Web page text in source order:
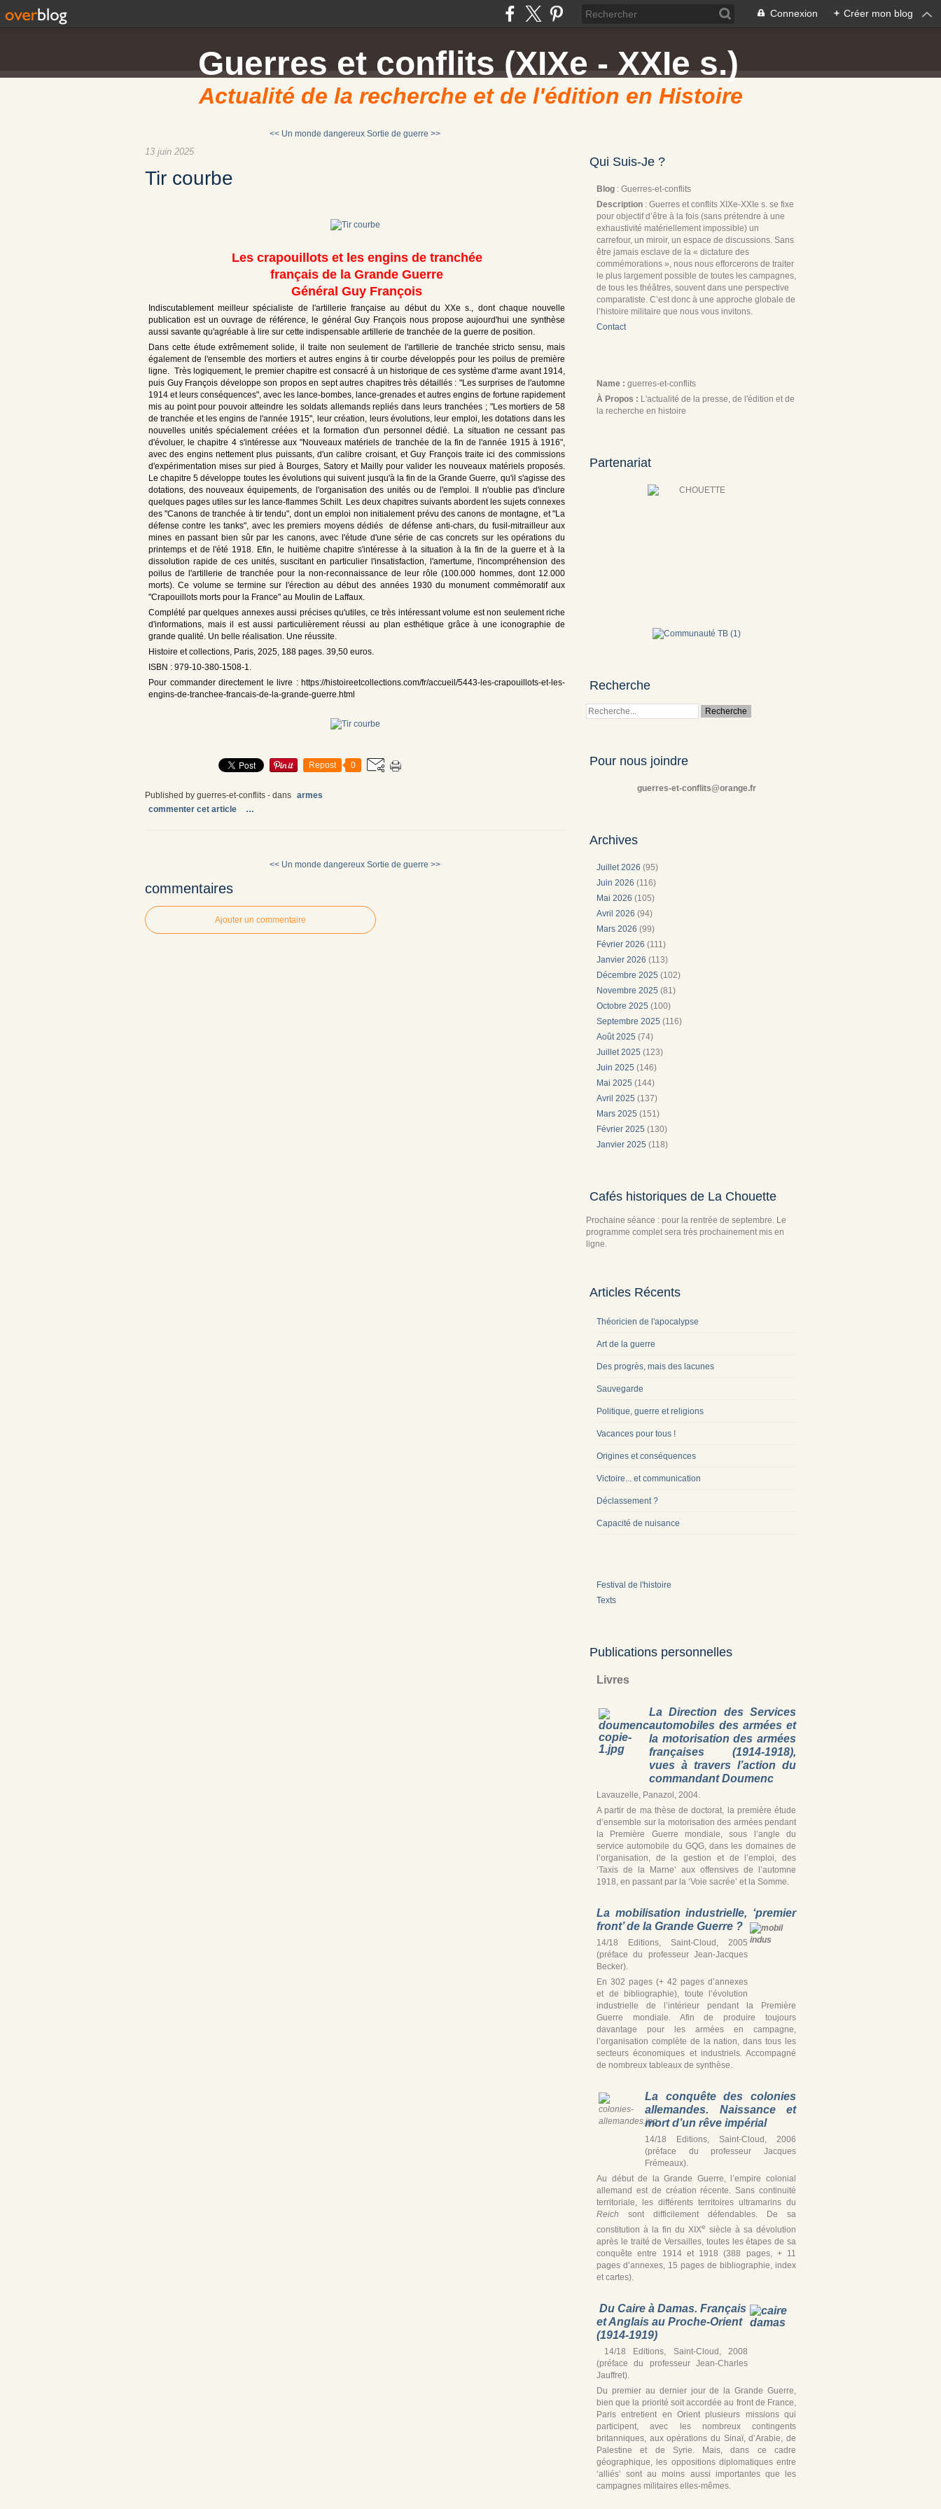
Connexion + Créer mon blog
Guerres et conflits (XIXe - XXIe s.)
Actualité de la recherche et de l'édition en Histoire
<< Un monde dangereux Sortie de guerre >>
13 juin 2025
Tir courbe
Les crapouillots et les engins de tranchée
français de la Grande Guerre
Général Guy François
Indiscutablement meilleur spécialiste de l'artillerie française au début du XXe s., dont chaque nouvelle
publication est un ouvrage de référence, le général Guy François nous propose aujourd'hui une synthèse
aussi savante qu'agréable à lire sur cette indispensable artillerie de tranchée de la guerre de position.
Dans cette étude extrêmement solide, il traite non seulement de l'artillerie de tranchée stricto sensu, mais
également de l'ensemble des mortiers et autres engins à tir courbe développés pour les poilus de première
ligne. Très logiquement, le premier chapitre est consacré à un historique de ces système d'arme avant 1914,
puis Guy François développe son propos en sept autres chapitres très détaillés : "Les surprises de l'automne
1914 et leurs conséquences", avec les lance-bombes, lance-grenades et autres engins de fortune rapidement
mis au point pour pouvoir atteindre les soldats allemands repliés dans leurs tranchées ; "Les mortiers de 58
de tranchée et les engins de l'année 1915", leur création, leurs évolutions, leur emploi, les dotations dans les
nouvelles unités spécialement créées et la formation d'un personnel dédié. La situation ne cessant pas
d'évoluer, le chapitre 4 s'intéresse aux "Nouveaux matériels de tranchée de la fin de l'année 1915 à 1916",
avec des engins nettement plus puissants, d'un calibre croisant, et Guy François traite ici des commissions
d'expérimentation mises sur pied à Bourges, Satory et Mailly pour valider les nouveaux matériels proposés.
Le chapitre 5 développe toutes les évolutions qui suivent jusqu'à la fin de la Grande Guerre, qu'il s'agisse des
dotations, des nouveaux équipements, de l'organisation des unités ou de l'emploi. Il n'oublie pas d'inclure
quelques pages utiles sur les lance-flammes Schilt. Les deux chapitres suivants abordent les sujets connexes
des "Canons de tranchée à tir tendu", dont un emploi non initialement prévu des canons de montagne, et "La
défense contre les tanks", avec les premiers moyens dédiés de défense anti-chars, du fusil-mitrailleur aux
mines en passant bien sûr par les canons, avec l'étude d'une série de cas concrets sur les opérations du
printemps et de l'été 1918. Efin, le huitième chapitre s'intéresse à la situation à la fin de la guerre et à la
dissolution rapide de ces unités, suscitant en particulier l'insatisfaction, l'amertume, l'incompréhension des
poilus de l'artillerie de tranchée pour la non-reconnaissance de leur rôle (100.000 hommes, dont 12.000
morts). Ce volume se termine sur l'érection au début des années 1930 du monument commémoratif aux
"Crapouillots morts pour la France" au Moulin de Laffaux.
Complété par quelques annexes aussi précises qu'utiles, ce très intéressant volume est non seulement riche
d'informations, mais il est aussi particulièrement réussi au plan esthétique grâce à une iconographie de
grande qualité. Un belle réalisation. Une réussite.
Histoire et collections, Paris, 2025, 188 pages. 39,50 euros.
ISBN : 979-10-380-1508-1.
Pour commander directement le livre : https://histoireetcollections.com/fr/accueil/5443-les-crapouillots-et-les-
engins-de-tranchee-francais-de-la-grande-guerre.html
Repost 0
Published by guerres-et-conflits - dans armes
commenter cet article
…
<< Un monde dangereux Sortie de guerre >>
commentaires
Ajouter un commentaire
Qui Suis-Je ?
Blog : Guerres-et-conflits
Description : Guerres et conflits XIXe-XXIe s. se fixe
pour objectif d’être à la fois (sans prétendre à une
exhaustivité matériellement impossible) un
carrefour, un miroir, un espace de discussions. Sans
être jamais esclave de la « dictature des
commémorations », nous nous efforcerons de traiter
le plus largement possible de toutes les campagnes,
de tous les théâtres, souvent dans une perspective
comparatiste. C’est donc à une approche globale de
l’histoire militaire que nous vous invitons.
Contact
Name : guerres-et-conflits
À Propos : L'actualité de la presse, de l'édition et de
la recherche en histoire
Partenariat
Recherche
Pour nous joindre
guerres-et-conflits@orange.fr
Archives
Juillet 2026 (95)
Juin 2026 (116)
Mai 2026 (105)
Avril 2026 (94)
Mars 2026 (99)
Février 2026 (111)
Janvier 2026 (113)
Décembre 2025 (102)
Novembre 2025 (81)
Octobre 2025 (100)
Septembre 2025 (116)
Août 2025 (74)
Juillet 2025 (123)
Juin 2025 (146)
Mai 2025 (144)
Avril 2025 (137)
Mars 2025 (151)
Février 2025 (130)
Janvier 2025 (118)
Cafés historiques de La Chouette
Prochaine séance : pour la rentrée de septembre. Le
programme complet sera très prochainement mis en
ligne.
Articles Récents
Théoricien de l'apocalypse
Art de la guerre
Des progrès, mais des lacunes
Sauvegarde
Politique, guerre et religions
Vacances pour tous !
Origines et conséquences
Victoire... et communication
Déclassement ?
Capacité de nuisance
Festival de l'histoire
Texts
Publications personnelles
Livres
La Direction des Services
automobiles des armées et
la motorisation des armées
françaises (1914-1918),
vues à travers l’action du
commandant Doumenc
Lavauzelle, Panazol, 2004.
A partir de ma thèse de doctorat, la première étude
d’ensemble sur la motorisation des armées pendant
la Première Guerre mondiale, sous l’angle du
service automobile du GQG, dans les domaines de
l’organisation, de la gestion et de l’emploi, des
‘Taxis de la Marne’ aux offensives de l’automne
1918, en passant par la ‘Voie sacrée’ et la Somme.
La mobilisation industrielle, ‘premier
front’ de la Grande Guerre ?
14/18 Editions, Saint-Cloud, 2005
(préface du professeur Jean-Jacques
Becker).
En 302 pages (+ 42 pages d’annexes
et de bibliographie), toute l’évolution
industrielle de l’intérieur pendant la Première
Guerre mondiale. Afin de produire toujours
davantage pour les armées en campagne,
l’organisation complète de la nation, dans tous les
secteurs économiques et industriels. Accompagné
de nombreux tableaux de synthèse.
La conquête des colonies
allemandes. Naissance et
mort d’un rêve impérial
14/18 Editions, Saint-Cloud, 2006
(préface du professeur Jacques
Frémeaux).
Au début de la Grande Guerre, l’empire colonial
allemand est de création récente. Sans continuité
territoriale, les différents territoires ultramarins du
Reich sont difficilement défendables. De sa
constitution à la fin du XIXe siècle à sa dévolution
après le traité de Versailles, toutes les étapes de sa
conquête entre 1914 et 1918 (388 pages, + 11
pages d’annexes, 15 pages de bibliographie, index
et cartes).
Du Caire à Damas. Français
et Anglais au Proche-Orient
(1914-1919)
14/18 Editions, Saint-Cloud, 2008
(préface du professeur Jean-Charles
Jauffret).
Du premier au dernier jour de la Grande Guerre,
bien que la priorité soit accordée au front de France,
Paris entretient en Orient plusieurs missions qui
participent, avec les nombreux contingents
britanniques, aux opérations du Sinaï, d’Arabie, de
Palestine et de Syrie. Mais, dans ce cadre
géographique, les oppositions diplomatiques entre
‘alliés’ sont au moins aussi importantes que les
campagnes militaires elles-mêmes.